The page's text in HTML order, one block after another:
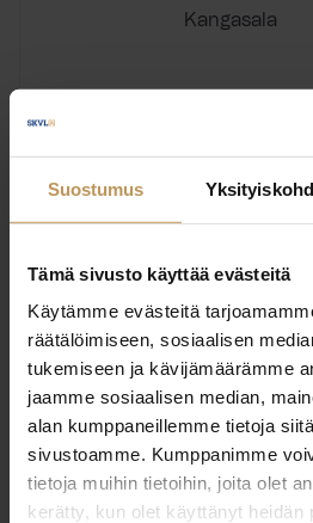
Suostumus
Tämä sivusto käyttää evästeitä
Käytämme evästeitä
räätälöimiseen, sosiaalisen
tukemiseen ja kävijämäärämme
jaamme sosiaalisen median,
alan kumppaneillemme tietoja
sivustoamme. Kumppanimme
tietoja muihin tietoihin, joita olet
kerätty, kun olet käyttänyt heidän
Kangasala
Johanna Toukola
Neliöt Liikkuu LKV Oy
Kiinteistönvälittäjä
Koulutus:
Laillistettu kiinteistönvälittäjä,